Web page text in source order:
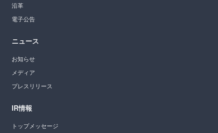
沿革
電子公告
ニュース
お知らせ
メディア
プレスリリース
IR情報
トップメッセージ